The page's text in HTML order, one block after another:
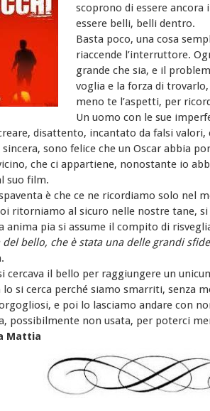
scoprono di essere ancora
essere belli, belli dentro.
Basta poco, una cosa
riaccende l’interruttore.
grande che sia, e il
voglia e la forza di trovarlo,
meno te l’aspetti, per
Un uomo con le sue
disattento, incantato da falsi valori,
sincera, sono felice che un Oscar abbia
che ci appartiene, nonostante io
suo film.
è che ce ne ricordiamo solo nel
ritorniamo al sicuro nelle nostre tane,
anima pia si assume il compito di
bello, che è stata una delle grandi
cercava il bello per raggiungere un
si cerca perché siamo smarriti, senza
e poi lo lasciamo andare con
possibilmente non usata, per poterci
Mattia